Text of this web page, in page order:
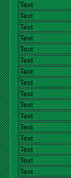
Text
Text
Text
Text
Text
Text
Text
Text
Text
Text
Text
Text
Text
Text
Text
Text